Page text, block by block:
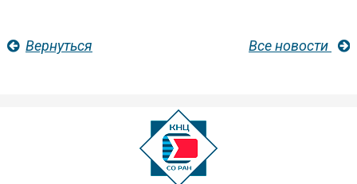
Вернуться Все новости